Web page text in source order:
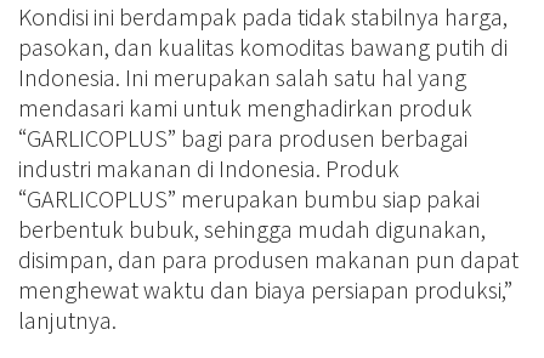
Kondisi ini berdampak pada tidak stabilnya harga,
pasokan, dan kualitas komoditas bawang putih di
Indonesia. Ini merupakan salah satu hal yang
mendasari kami untuk menghadirkan produk
“GARLICOPLUS” bagi para produsen berbagai
industri makanan di Indonesia. Produk
“GARLICOPLUS” merupakan bumbu siap pakai
berbentuk bubuk, sehingga mudah digunakan,
disimpan, dan para produsen makanan pun dapat
menghewat waktu dan biaya persiapan produksi,”
lanjutnya.